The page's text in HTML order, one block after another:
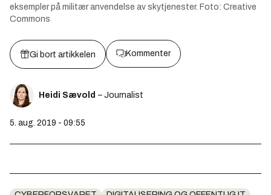
eksempler på militær anvendelse av skytjenester. Foto: Creative
Commons
Gi bort artikkelen Kommenter
Heidi Sævold – Journalist
5. aug. 2019 - 09:55